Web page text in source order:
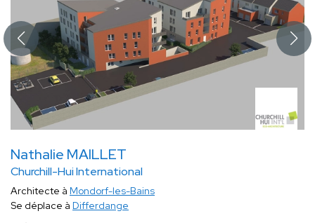
Nathalie MAILLET
Churchill-Hui International
Architecte à Mondorf-les-Bains
Se déplace à Differdange